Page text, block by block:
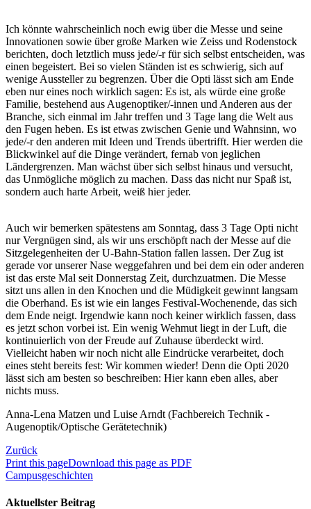
Ich könnte wahrscheinlich noch ewig über die Messe und seine
Innovationen sowie über große Marken wie Zeiss und Rodenstock
berichten, doch letztlich muss jede/-r für sich selbst entscheiden, was
einen begeistert. Bei so vielen Ständen ist es schwierig, sich auf
wenige Aussteller zu begrenzen. Über die Opti lässt sich am Ende
eben nur eines noch wirklich sagen: Es ist, als würde eine große
Familie, bestehend aus Augenoptiker/-innen und Anderen aus der
Branche, sich einmal im Jahr treffen und 3 Tage lang die Welt aus
den Fugen heben. Es ist etwas zwischen Genie und Wahnsinn, wo
jede/-r den anderen mit Ideen und Trends übertrifft. Hier werden die
Blickwinkel auf die Dinge verändert, fernab von jeglichen
Ländergrenzen. Man wächst über sich selbst hinaus und versucht,
das Unmögliche möglich zu machen. Dass das nicht nur Spaß ist,
sondern auch harte Arbeit, weiß hier jeder.
Auch wir bemerken spätestens am Sonntag, dass 3 Tage Opti nicht
nur Vergnügen sind, als wir uns erschöpft nach der Messe auf die
Sitzgelegenheiten der U-Bahn-Station fallen lassen. Der Zug ist
gerade vor unserer Nase weggefahren und bei dem ein oder anderen
ist das erste Mal seit Donnerstag Zeit, durchzuatmen. Die Messe
sitzt uns allen in den Knochen und die Müdigkeit gewinnt langsam
die Oberhand. Es ist wie ein langes Festival-Wochenende, das sich
dem Ende neigt. Irgendwie kann noch keiner wirklich fassen, dass
es jetzt schon vorbei ist. Ein wenig Wehmut liegt in der Luft, die
kontinuierlich von der Freude auf Zuhause überdeckt wird.
Vielleicht haben wir noch nicht alle Eindrücke verarbeitet, doch
eines steht bereits fest: Wir kommen wieder! Denn die Opti 2020
lässt sich am besten so beschreiben: Hier kann eben alles, aber
nichts muss.
Anna-Lena Matzen und Luise Arndt (Fachbereich Technik -
Augenoptik/Optische Gerätetechnik)
Zurück
Print this pageDownload this page as PDF
Campusgeschichten
Aktuellster Beitrag